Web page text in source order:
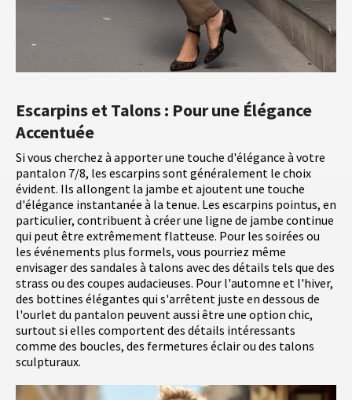
Escarpins et Talons : Pour une Élégance
Accentuée
Si vous cherchez à apporter une touche d'élégance à votre
pantalon 7/8, les escarpins sont généralement le choix
évident. Ils allongent la jambe et ajoutent une touche
d'élégance instantanée à la tenue. Les escarpins pointus, en
particulier, contribuent à créer une ligne de jambe continue
qui peut être extrêmement flatteuse. Pour les soirées ou
les événements plus formels, vous pourriez même
envisager des sandales à talons avec des détails tels que des
strass ou des coupes audacieuses. Pour l'automne et l'hiver,
des bottines élégantes qui s'arrêtent juste en dessous de
l'ourlet du pantalon peuvent aussi être une option chic,
surtout si elles comportent des détails intéressants
comme des boucles, des fermetures éclair ou des talons
sculpturaux.